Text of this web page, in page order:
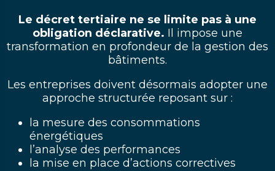
Le décret tertiaire ne se limite pas à une
obligation déclarative. Il impose une
transformation en profondeur de la gestion des
bâtiments.
Les entreprises doivent désormais adopter une
approche structurée reposant sur :
la mesure des consommations
énergétiques
l’analyse des performances
la mise en place d’actions correctives